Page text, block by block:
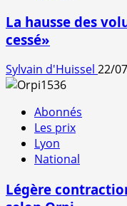
La hausse des
cessé»
Sylvain d'Huissel 22/
Abonnés
Les prix
Lyon
National
Légère